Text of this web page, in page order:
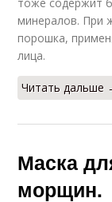
тоже содержит
минералов. При
порошка,
лица.
Читать дальше
Маска
морщин.